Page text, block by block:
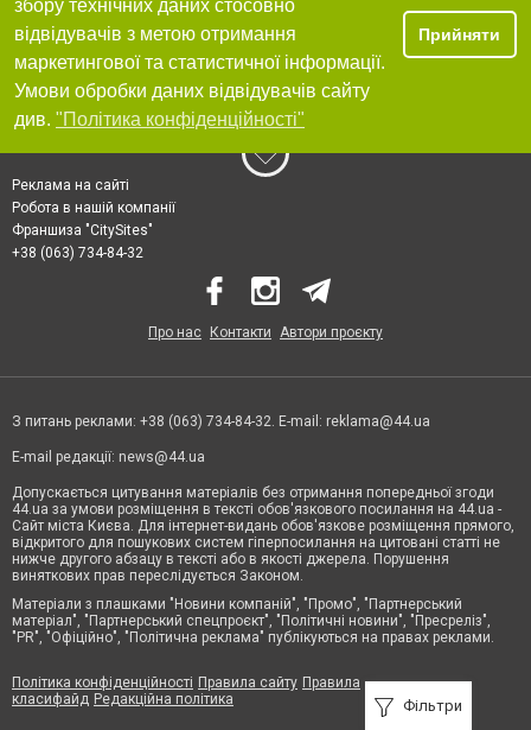
Фільтри
збору технічних даних стосовно
відвідувачів з метою отримання
маркетингової та статистичної інформації.
Умови обробки даних відвідувачів сайту
див. "Політика конфіденційності"
Прийняти
Реклама на сайті
Робота в нашій компанії
Франшиза "CitySites"
+38 (063) 734-84-32
Про нас Контакти Автори проєкту
З питань реклами: +38 (063) 734-84-32. E-mail: reklama@44.ua
E-mail редакції: news@44.ua
Допускається цитування матеріалів без отримання попередньої згоди
44.ua за умови розміщення в тексті обов'язкового посилання на 44.ua -
Сайт міста Києва. Для інтернет-видань обов'язкове розміщення прямого,
відкритого для пошукових систем гіперпосилання на цитовані статті не
нижче другого абзацу в тексті або в якості джерела. Порушення
виняткових прав переслідується Законом.
Матеріали з плашками "Новини компаній", "Промо", "Партнерський
матеріал", "Партнерський спецпроєкт", "Політичні новини", "Пресреліз",
"PR", "Офіційно", "Політична реклама" публікуються на правах реклами.
Політика конфіденційності Правила сайту Правила
класифайд Редакційна політика